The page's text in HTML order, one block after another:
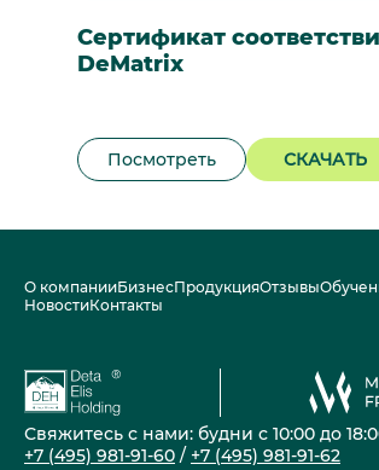
Сертификат
DeMatrix
Посмотреть СКАЧАТЬ
О компанииБизнесПродукцияОтзывы
НовостиКонтакты
Свяжитесь с нами: будни с 10:00 до
+7 (495) 981-91-60 / +7 (495) 981-91-62